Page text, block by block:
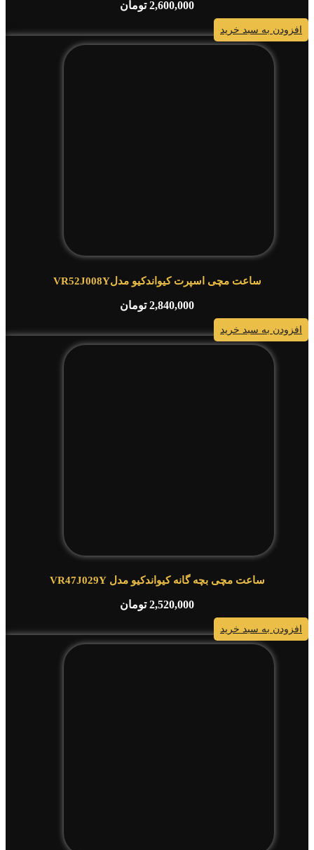
2,600,000 تومان
افزودن به سبد خرید
ساعت مچی اسپرت کیواندکیو مدلVR52J008Y
2,840,000 تومان
افزودن به سبد خرید
ساعت مچی بچه گانه کیواندکیو مدل VR47J029Y
2,520,000 تومان
افزودن به سبد خرید